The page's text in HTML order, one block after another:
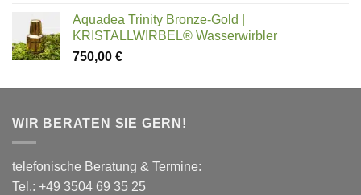
Aquadea Trinity Bronze-Gold |
KRISTALLWIRBEL® Wasserwirbler
750,00 €
WIR BERATEN SIE GERN!
telefonische Beratung & Termine:
Tel.: +49 3504 69 35 25